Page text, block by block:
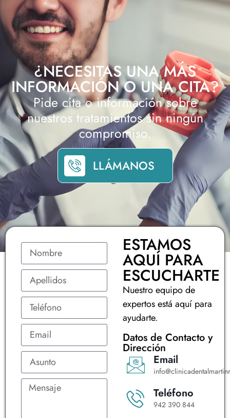
¿NECESITAS UNA MÁS
INFORMACIÓN O UNA CITA?
Pide cita o información sobre
nuestros tratamientos sin ningún
compromiso.
LLÁMANOS
ESTAMOS
AQUÍ PARA
ESCUCHARTE
Nuestro equipo de
expertos está aquí para
ayudarte.
Datos de Contacto y
Dirección
Email
Teléfono
942 390 844